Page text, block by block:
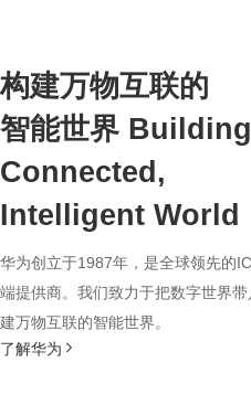
构建万物互联的
智能世界
Connected,
Intelligent World
华为创立于1987年，是全球领先的
端提供商。我们致力于把数字世界
建万物互联的智能世界。
了解华为